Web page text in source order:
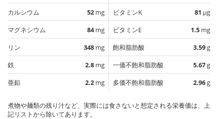
カルシウム
52 mg
マグネシウム
84mg
リン
348 mg
鉄
2.8 mg
亜鉛
2.2 mg
ビタミンK
81 µg
ビタミンE
1.5 mg
飽和脂肪酸
3.59g
一価不飽和脂肪酸
5.67g
多価不飽和脂肪酸
2.96g
煮物や麺類の残り汁など、実際には食さないと想定される栄養価は、上
記リストから除いてあります。